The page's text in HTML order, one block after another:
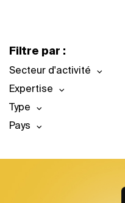
Filtre par :
Secteur d'activité
Expertise
Type
Pays